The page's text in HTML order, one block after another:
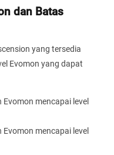
dan Batas
yang tersedia
Evomon yang dapat
mencapai level
mencapai level